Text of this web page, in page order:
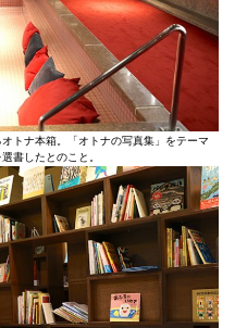
トナ本箱。「オトナの写真集」をテーマ
書したとのこと。